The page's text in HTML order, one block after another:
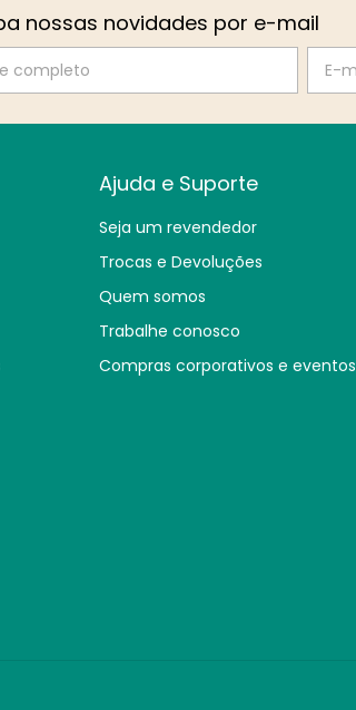
nossas novidades por e-mail
Ajuda e Suporte
Seja um revendedor
Trocas e Devoluções
Quem somos
Trabalhe conosco
Compras corporativos e eventos